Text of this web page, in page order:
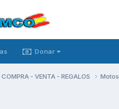
Donar
COMPRA - VENTA - REGALOS Motos